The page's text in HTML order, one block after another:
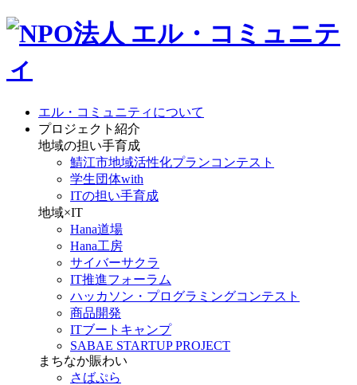
エル・コミュニティについて
プロジェクト紹介
地域の担い手育成
鯖江市地域活性化プランコンテスト
学生団体with
ITの担い手育成
地域×IT
Hana道場
Hana工房
サイバーサクラ
IT推進フォーラム
ハッカソン・プログラミングコンテスト
商品開発
ITブートキャンプ
SABAE STARTUP PROJECT
まちなか賑わい
さばぷら